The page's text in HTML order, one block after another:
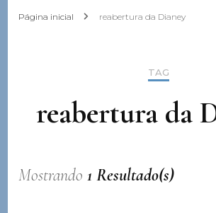
Página inicial reabertura da Dianey
TAG
reabertura da
Mostrando1 Resultado(s)